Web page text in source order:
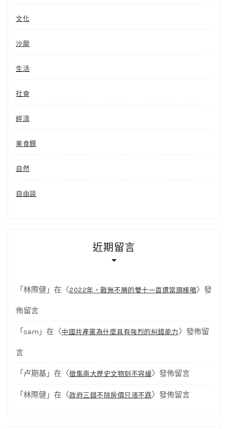
文化
沙龍
生活
社會
經濟
美食饌
自然
自由談
近期留言
「 林際健 」在〈2022年，戰無不勝的雙十一首遭當頭棒喝〉發
佈留言
「 sam 」在〈中國共產黨為什麼具有強烈的糾錯能力 〉發佈留
言
「 卢期基 」在〈徵集南大歷史文物刻不容緩〉發佈留言
「 林際健 」在〈政府三錯不除房價只漲不跌〉發佈留言